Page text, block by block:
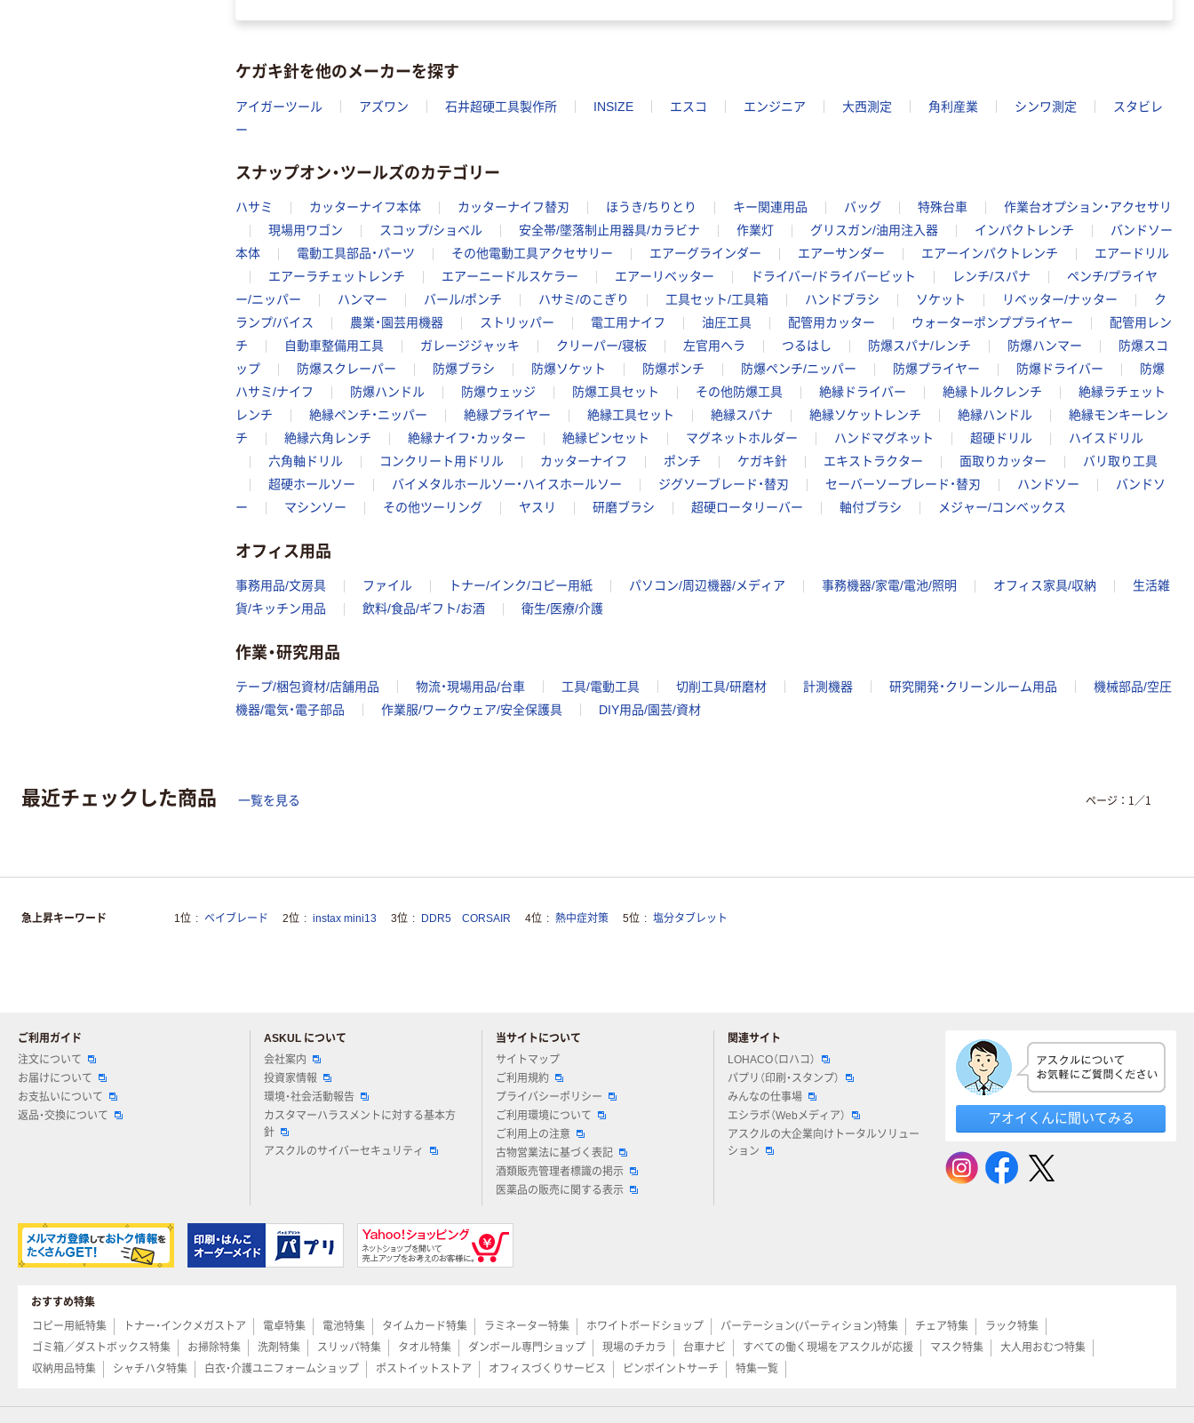
ケガキ針を他のメーカーを探す
アイガーツール アズワン 石井超硬工具製作所 INSIZE エスコ エンジニア 大西測定 角利産業 シンワ測定
スタビレ
ー
スナップオン・ツールズのカテゴリー
ハサミ カッターナイフ本体 カッターナイフ替刃 ほうき/ちりとり キー関連用品 バッグ 特殊台車
作業台オプション・アクセサリ
現場用ワゴン
スコップ/ショベル 安全帯/墜落制止用器具/カラビナ 作業灯 グリスガン/油用注入器 インパクトレンチ
バンドソー
本体
電動工具部品・パーツ その他電動工具アクセサリー エアーグラインダー エアーサンダー エアーインパクトレンチ
エアードリル
エアーラチェットレンチ
エアーニードルスケラー エアーリベッター ドライバー/ドライバービット レンチ/スパナ
ペンチ/プライヤ
ー/ニッパー
ハンマー バール/ポンチ ハサミ/のこぎり 工具セット/工具箱 ハンドブラシ ソケット リベッター/ナッター
ク
ランプ/バイス
農業・園芸用機器 ストリッパー 電工用ナイフ 油圧工具 配管用カッター ウォーターポンププライヤー
配管用レン
チ
自動車整備用工具 ガレージジャッキ クリーパー/寝板 左官用ヘラ つるはし 防爆スパナ/レンチ 防爆ハンマー
防爆スコ
ップ
防爆スクレーパー 防爆ブラシ 防爆ソケット 防爆ポンチ 防爆ペンチ/ニッパー 防爆プライヤー 防爆ドライバー
防爆
ハサミ/ナイフ
防爆ハンドル 防爆ウェッジ 防爆工具セット その他防爆工具 絶縁ドライバー 絶縁トルクレンチ
絶縁ラチェット
レンチ
絶縁ペンチ・ニッパー 絶縁プライヤー 絶縁工具セット 絶縁スパナ 絶縁ソケットレンチ 絶縁ハンドル
絶縁モンキーレン
チ
絶縁六角レンチ 絶縁ナイフ・カッター 絶縁ピンセット マグネットホルダー ハンドマグネット 超硬ドリル
ハイスドリル
六角軸ドリル
コンクリート用ドリル カッターナイフ ポンチ ケガキ針 エキストラクター 面取りカッター
バリ取り工具
超硬ホールソー
バイメタルホールソー・ハイスホールソー ジグソーブレード・替刃 セーバーソーブレード・替刃 ハンドソー
バンドソ
ー
マシンソー その他ツーリング ヤスリ 研磨ブラシ 超硬ロータリーバー 軸付ブラシ メジャー/コンベックス
オフィス用品
事務用品/文房具 ファイル トナー/インク/コピー用紙 パソコン/周辺機器/メディア 事務機器/家電/電池/照明 オフィス家具/収納
生活雑
貨/キッチン用品
飲料/食品/ギフト/お酒 衛生/医療/介護
作業・研究用品
テープ/梱包資材/店舗用品 物流・現場用品/台車 工具/電動工具 切削工具/研磨材 計測機器 研究開発・クリーンルーム用品
機械部品/空圧
機器/電気・電子部品
作業服/ワークウェア/安全保護具 DIY用品/園芸/資材
最近チェックした商品 一覧を見る ページ： 1 ／1
急上昇キーワード 1位 ベイブレード 2位 instax mini13 3位 DDR5 CORSAIR 4位 熱中症対策 5位 塩分タブレット
ご利用ガイド
注文について
お届けについて
お支払いについて
返品・交換について
ASKUL について
会社案内
投資家情報
環境・社会活動報告
カスタマーハラスメントに対する基本方
針
アスクルのサイバーセキュリティ
当サイトについて
サイトマップ
ご利用規約
プライバシーポリシー
ご利用環境について
ご利用上の注意
古物営業法に基づく表記
酒類販売管理者標識の掲示
医薬品の販売に関する表示
関連サイト
LOHACO（ロハコ）
パプリ（印刷・スタンプ）
みんなの仕事場
エシラボ（Webメディア）
アスクルの大企業向けトータルソリュー
ション
アオイくんに聞いてみる
おすすめ特集
コピー用紙特集
トナー・インクメガストア 電卓特集 電池特集 タイムカード特集 ラミネーター特集 ホワイトボードショップ パーテーション(パーティション)特集 チェア特集
ラック特集
ゴミ箱／ダストボックス特集
お掃除特集 洗剤特集 スリッパ特集 タオル特集 ダンボール専門ショップ 現場のチカラ 台車ナビ すべての働く現場をアスクルが応援 マスク特集
大人用おむつ特集
収納用品特集
シャチハタ特集 白衣・介護ユニフォームショップ ポストイットストア オフィスづくりサービス ピンポイントサーチ 特集一覧